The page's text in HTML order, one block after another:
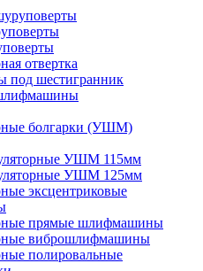
отвертка
под шестигранник
болгарки (УШМ)
УШМ 115мм
УШМ 125мм
эксцентриковые
прямые шлифмашины
виброшлифмашины
полировальные